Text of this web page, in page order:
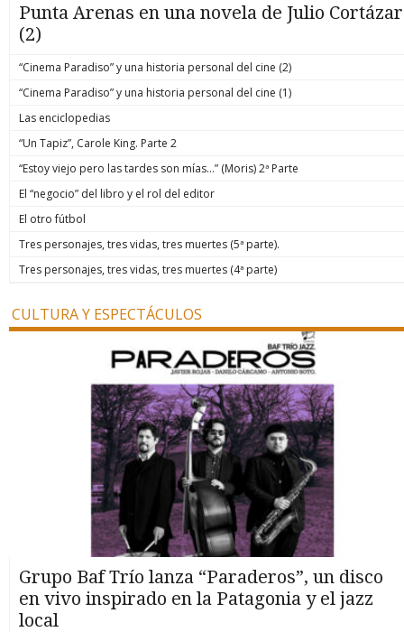
Punta Arenas en una novela de Julio Cortázar
(2)
“Cinema Paradiso” y una historia personal del cine (2)
“Cinema Paradiso” y una historia personal del cine (1)
Las enciclopedias
“Un Tapiz”, Carole King. Parte 2
“Estoy viejo pero las tardes son mías…” (Moris) 2ª Parte
El “negocio” del libro y el rol del editor
El otro fútbol
Tres personajes, tres vidas, tres muertes (5ª parte).
Tres personajes, tres vidas, tres muertes (4ª parte)
CULTURA Y ESPECTÁCULOS
Grupo Baf Trío lanza “Paraderos”, un disco
en vivo inspirado en la Patagonia y el jazz
local